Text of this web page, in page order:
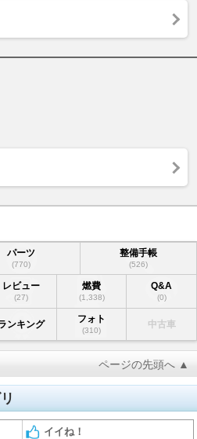
パーツ
(770)
整備手帳
(526)
レビュー
(27)
燃費
(1,338)
Q&A
(0)
ンキング フォト
(310)
中古車
ページの先頭へ ▲
イイね！